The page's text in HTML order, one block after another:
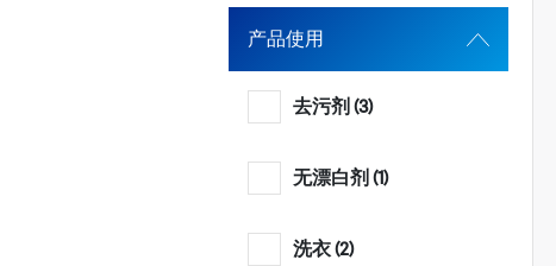
产品使用
去污剂 (3)
无漂白剂 (1)
洗衣 (2)